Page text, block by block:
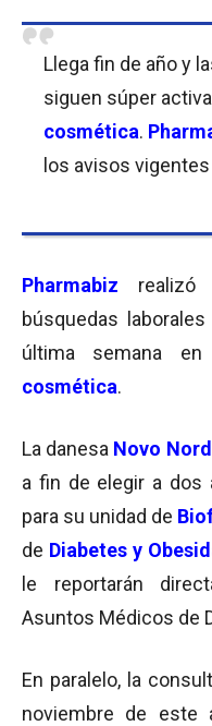
Llega fin de año y
siguen súper
cosmética.
los avisos
Pharmabiz
búsquedas
última semana
cosmética.
La danesa Novo
a fin de elegir a dos
para su unidad de
de Diabetes y
le reportarán
Asuntos Médicos de
En paralelo, la
noviembre de este